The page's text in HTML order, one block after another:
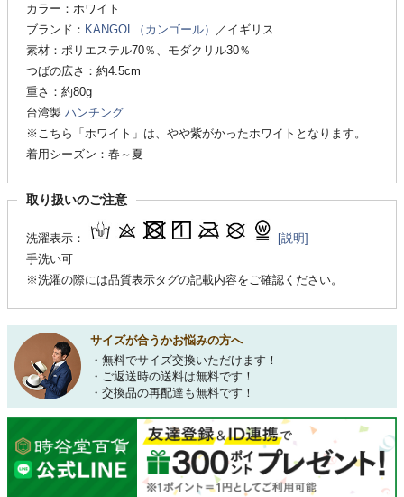
カラー：ホワイト
ブランド： KANGOL（カンゴール）
／イギリス
素材：ポリエステル70％、モダクリル30％
つばの広さ：約4.5cm
重さ：約80g
台湾製 ハンチング
※こちら「ホワイト」は、やや紫がかったホワイトとなります。
着用シーズン：春～夏
取り扱いのご注意
洗濯表示：
[説明]
手洗い可
※洗濯の際には品質表示タグの記載内容をご確認ください。
サイズが合うかお悩みの方へ
・無料でサイズ交換いただけます！
・ご返送時の送料は無料です！
・交換品の再配達も無料です！